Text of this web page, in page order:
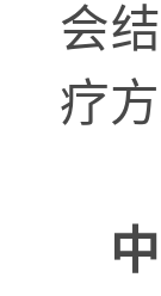
会
疗